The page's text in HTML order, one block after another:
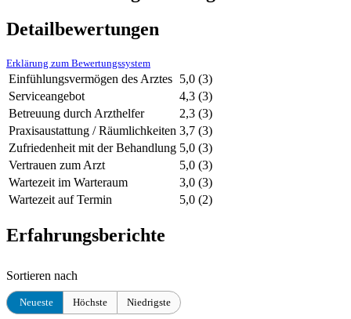
Detailbewertungen
Erklärung zum Bewertungssystem
Einfühlungsvermögen des Arztes 5,0 (3)
Serviceangebot
4,3 (3)
Betreuung durch Arzthelfer
2,3 (3)
Praxisaustattung / Räumlichkeiten 3,7 (3)
Zufriedenheit mit der Behandlung 5,0 (3)
Vertrauen zum Arzt
5,0 (3)
Wartezeit im Warteraum
3,0 (3)
Wartezeit auf Termin
5,0 (2)
Erfahrungsberichte
Sortieren nach
Neueste Höchste Niedrigste